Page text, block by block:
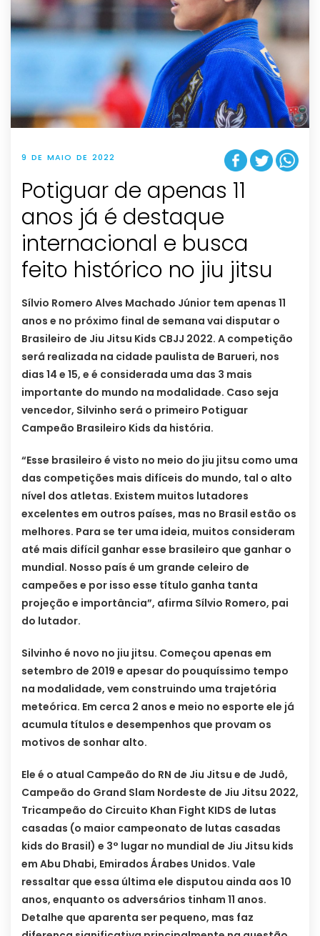
9 DE MAIO DE 2022
Potiguar de apenas 11
anos já é destaque
internacional e busca
feito histórico no jiu jitsu
Sílvio Romero Alves Machado Júnior tem apenas 11
anos e no próximo final de semana vai disputar o
Brasileiro de Jiu Jitsu Kids CBJJ 2022. A competição
será realizada na cidade paulista de Barueri, nos
dias 14 e 15, e é considerada uma das 3 mais
importante do mundo na modalidade. Caso seja
vencedor, Silvinho será o primeiro Potiguar
Campeão Brasileiro Kids da história.
“Esse brasileiro é visto no meio do jiu jitsu como uma
das competições mais difíceis do mundo, tal o alto
nível dos atletas. Existem muitos lutadores
excelentes em outros países, mas no Brasil estão os
melhores. Para se ter uma ideia, muitos consideram
até mais difícil ganhar esse brasileiro que ganhar o
mundial. Nosso país é um grande celeiro de
campeões e por isso esse título ganha tanta
projeção e importância”, afirma Sílvio Romero, pai
do lutador.
Silvinho é novo no jiu jitsu. Começou apenas em
setembro de 2019 e apesar do pouquíssimo tempo
na modalidade, vem construindo uma trajetória
meteórica. Em cerca 2 anos e meio no esporte ele já
acumula títulos e desempenhos que provam os
motivos de sonhar alto.
Ele é o atual Campeão do RN de Jiu Jitsu e de Judô,
Campeão do Grand Slam Nordeste de Jiu Jitsu 2022,
Tricampeão do Circuito Khan Fight KIDS de lutas
casadas (o maior campeonato de lutas casadas
kids do Brasil) e 3° lugar no mundial de Jiu Jitsu kids
em Abu Dhabi, Emirados Árabes Unidos. Vale
ressaltar que essa última ele disputou ainda aos 10
anos, enquanto os adversários tinham 11 anos.
Detalhe que aparenta ser pequeno, mas faz